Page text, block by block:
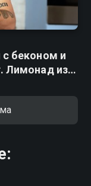
беконом и
Лимонад из